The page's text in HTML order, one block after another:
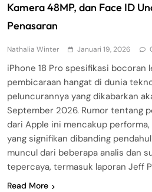
Kamera 48MP, dan Face ID
Penasaran
Nathalia Winter Januari 19, 2026
iPhone 18 Pro spesifikasi bocoran
pembicaraan hangat di dunia
peluncurannya yang dikabarkan
September 2026. Rumor tentang
dari Apple ini mencakup
yang signifikan dibanding
muncul dari beberapa analis dan
tepercaya, termasuk laporan Jeff
Read More